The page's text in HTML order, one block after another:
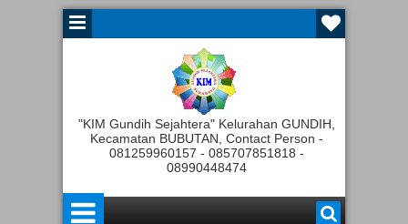
"KIM Gundih Sejahtera" Kelurahan GUNDIH,
Kecamatan BUBUTAN, Contact Person -
081259960157 - 085707851818 -
08990448474